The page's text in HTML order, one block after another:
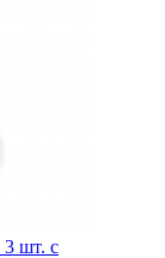
шт. с